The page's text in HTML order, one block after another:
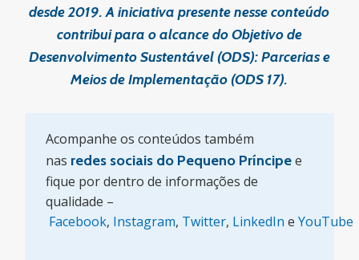
desde 2019. A iniciativa presente nesse conteúdo
contribui para o alcance do Objetivo de
Desenvolvimento Sustentável (ODS): Parcerias e
Meios de Implementação (ODS 17).
Acompanhe os conteúdos também
nas redes sociais do Pequeno Príncipee
fique por dentro de informações de
qualidade –
Facebook, Instagram, Twitter, LinkedIn eYouTube